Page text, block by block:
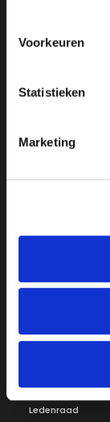
Voorkeuren
Statistieken
Marketing
Bestuur
Ledenraad